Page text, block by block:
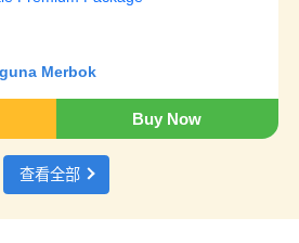
Merbok
Buy Now
查看全部